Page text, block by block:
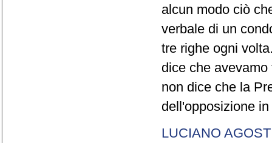
alcun modo ciò
verbale di un
tre righe ogni
dice che
non dice che la
dell'opposizione
LUCIANO